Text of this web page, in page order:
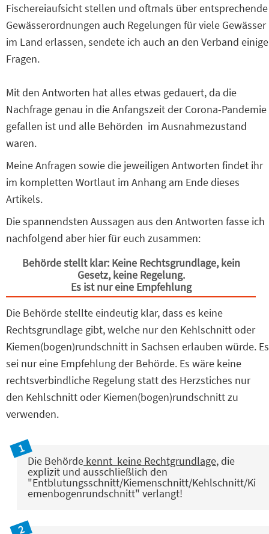
Fischereiaufsicht stellen und oftmals über entsprechende
Gewässerordnungen auch Regelungen für viele Gewässer
im Land erlassen, sendete ich auch an den Verband einige
Fragen.
Mit den Antworten hat alles etwas gedauert, da die
Nachfrage genau in die Anfangszeit der Corona-Pandemie
gefallen ist und alle Behörden im Ausnahmezustand
waren.
Meine Anfragen sowie die jeweiligen Antworten findet ihr
im kompletten Wortlaut im Anhang am Ende dieses
Artikels.
Die spannendsten Aussagen aus den Antworten fasse ich
nachfolgend aber hier für euch zusammen:
Behörde stellt klar: Keine Rechtsgrundlage, kein
Gesetz, keine Regelung.
Es ist nur eine Empfehlung
Die Behörde stellte eindeutig klar, dass es keine
Rechtsgrundlage gibt, welche nur den Kehlschnitt oder
Kiemen(bogen)rundschnitt in Sachsen erlauben würde. Es
sei nur eine Empfehlung der Behörde. Es wäre keine
rechtsverbindliche Regelung statt des Herzstiches nur
den Kehlschnitt oder Kiemen(bogen)rundschnitt zu
verwenden.
Die Behörde kennt keine Rechtgrundlage, die
explizit und ausschließlich den
"Entblutungsschnitt/Kiemenschnitt/Kehlschnitt/Ki
emenbogenrundschnitt" verlangt!